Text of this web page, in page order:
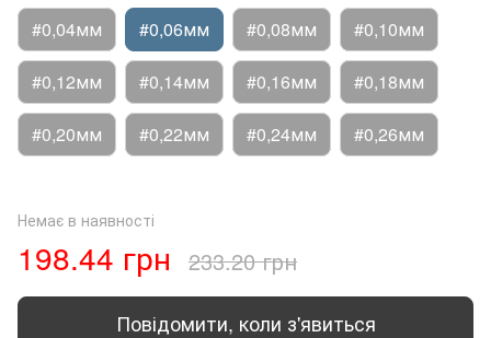
#0,04мм #0,06мм #0,08мм #0,10мм
#0,12мм #0,14мм #0,16мм #0,18мм
#0,20мм #0,22мм #0,24мм #0,26мм
Немає в наявності
198.44 грн 233.20 грн
Повідомити, коли з'явиться